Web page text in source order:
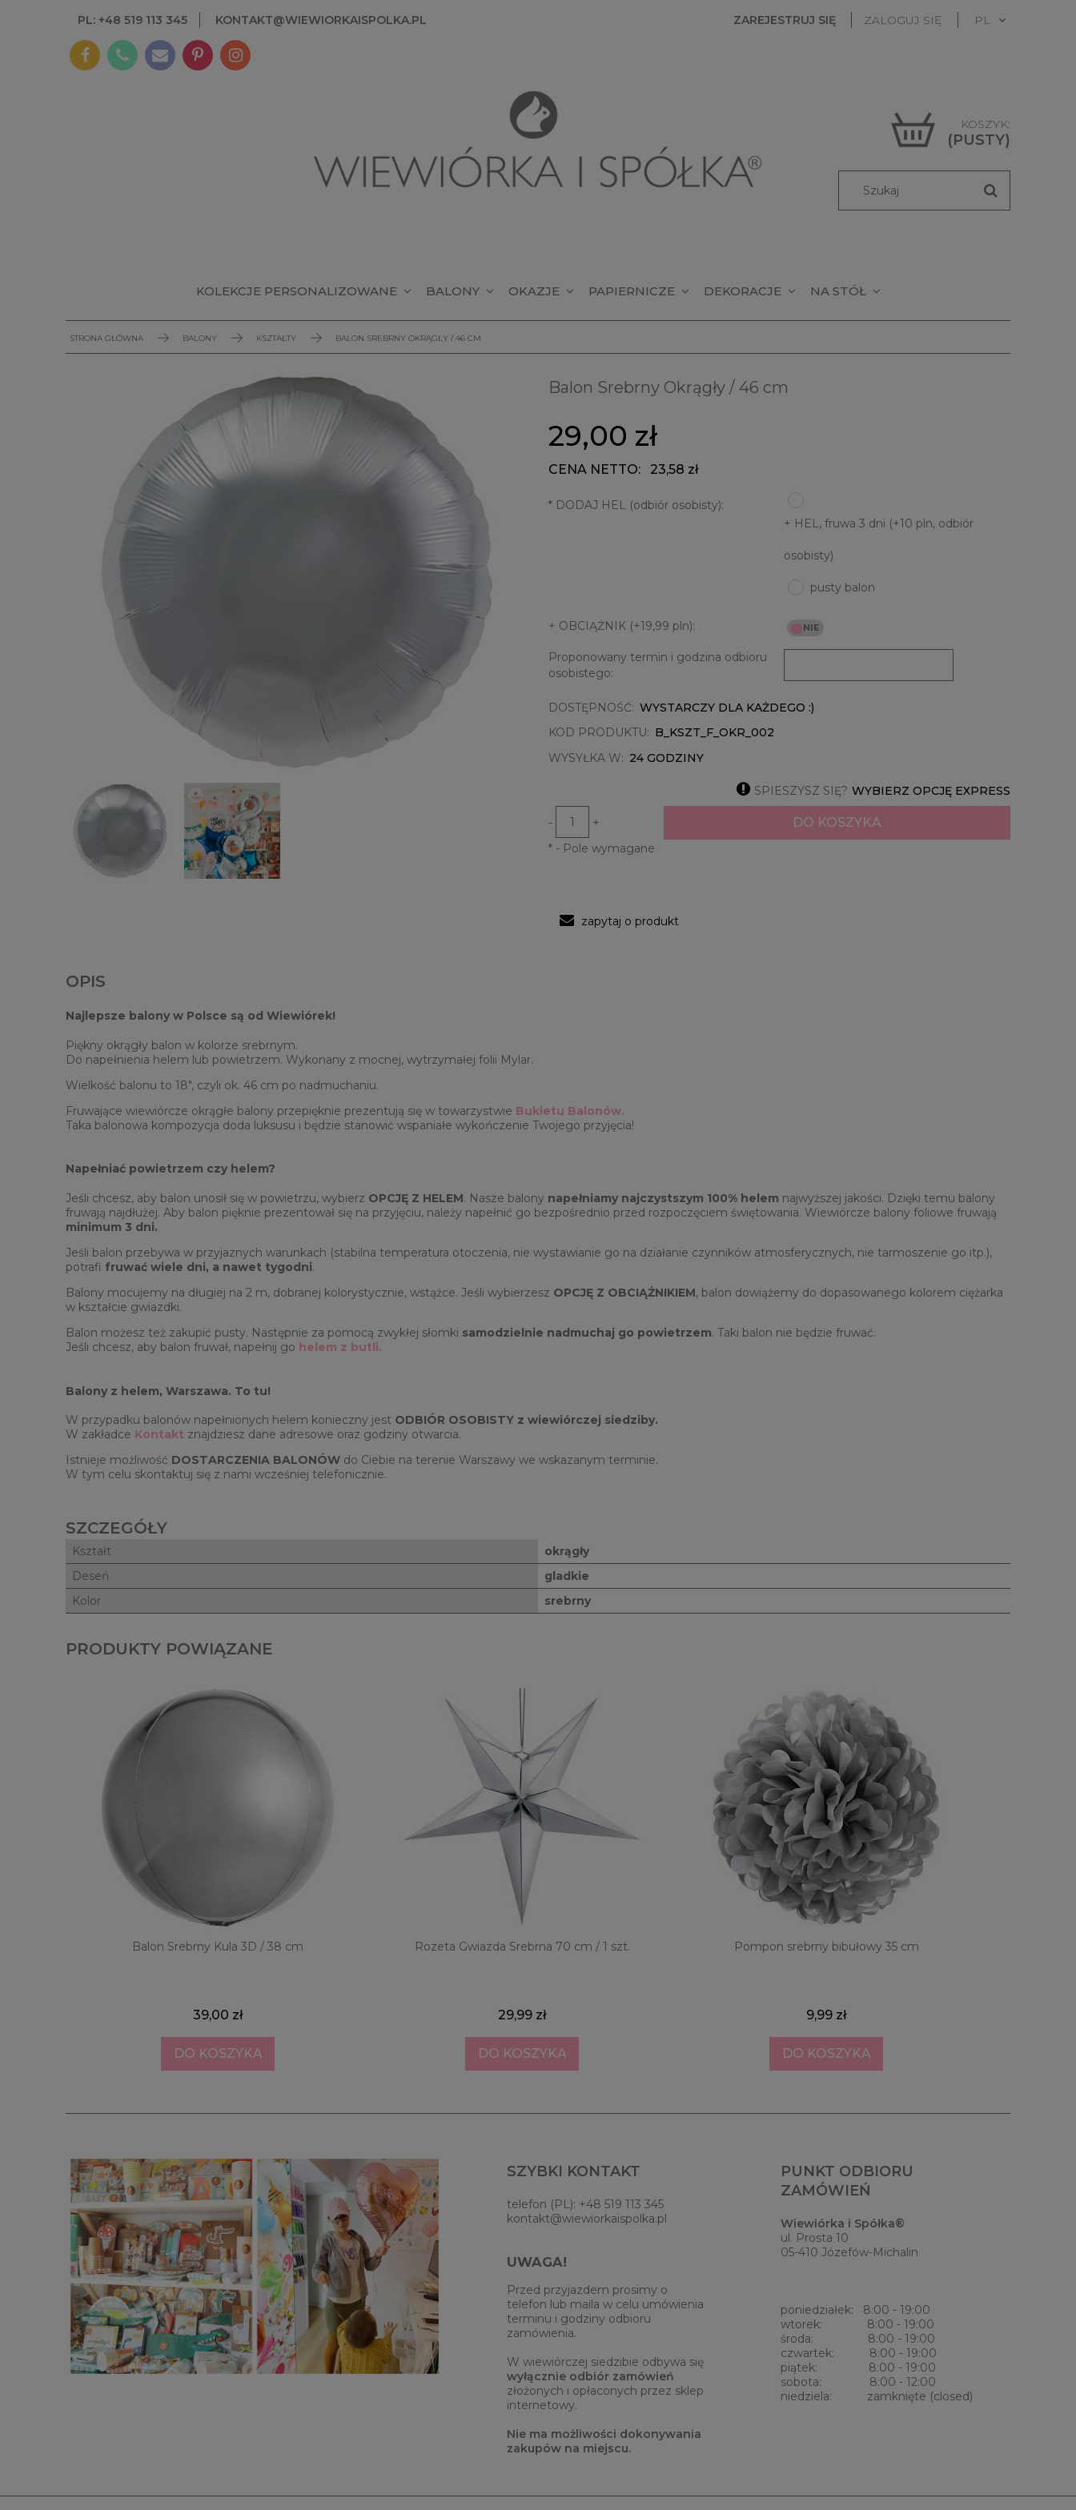
PL: +48 519 113 345 KONTAKT@WIEWIORKAISPOLKA.PL ZAREJESTRUJ SIĘ ZALOGUJ SIĘ
KOSZYK:
(PUSTY)
KOLEKCJE PERSONALIZOWANE BALONY OKAZJE PAPIERNICZE DEKORACJE NA STÓŁ
STRONA GŁÓWNA BALONY KSZTAŁTY BALON SREBRNY OKRĄGŁY / 46 CM
Balon Srebrny Okrągły / 46 cm
29,00 zł
CENA NETTO: 23,58 zł
*DODAJ HEL (odbiór osobisty):
+ HEL, fruwa 3 dni (+10 pln, odbiór
osobisty)
pusty balon
+ OBCIĄŻNIK (+19,99 pln):
Proponowany termin i godzina odbioru
osobistego:
DOSTĘPNOŚĆ: WYSTARCZY DLA KAŻDEGO :)
KOD PRODUKTU: B_KSZT_F_OKR_002
WYSYŁKA W: 24 GODZINY
 SPIESZYSZ SIĘ? WYBIERZ OPCJĘ EXPRESS
- + DO KOSZYKA
*- Pole wymagane
zapytaj o produkt
OPIS
Najlepsze balony w Polsce są od Wiewiórek!
Piękny okrągły balon w kolorze srebrnym.
Do napełnienia helem lub powietrzem. Wykonany z mocnej, wytrzymałej folii Mylar.
Wielkość balonu to 18", czyli ok. 46 cm po nadmuchaniu.
Fruwające wiewiórcze okrągłe balony przepięknie prezentują się w towarzystwie Bukietu Balonów.
Taka balonowa kompozycja doda luksusu i będzie stanowić wspaniałe wykończenie Twojego przyjęcia!
Napełniać powietrzem czy helem?
Jeśli chcesz, aby balon unosił się w powietrzu, wybierz OPCJĘ Z HELEM. Nasze balony napełniamy najczystszym 100% helem najwyższej jakości. Dzięki temu balony
fruwają najdłużej. Aby balon pięknie prezentował się na przyjęciu, należy napełnić go bezpośrednio przed rozpoczęciem świętowania. Wiewiórcze balony foliowe fruwają
minimum 3 dni.
Jeśli balon przebywa w przyjaznych warunkach (stabilna temperatura otoczenia, nie wystawianie go na działanie czynników atmosferycznych, nie tarmoszenie go itp.),
potrafi fruwać wiele dni, a nawet tygodni.
Balony mocujemy na długiej na 2 m, dobranej kolorystycznie, wstążce. Jeśli wybierzesz OPCJĘ Z OBCIĄŻNIKIEM, balon dowiążemy do dopasowanego kolorem ciężarka
w kształcie gwiazdki.
Balon możesz też zakupić pusty. Następnie za pomocą zwykłej słomki samodzielnie nadmuchaj go powietrzem. Taki balon nie będzie fruwać.
Jeśli chcesz, aby balon fruwał, napełnij go helem z butli.
Balony z helem, Warszawa. To tu!
W przypadku balonów napełnionych helem konieczny jest ODBIÓR OSOBISTY z wiewiórczej siedziby.
W zakładce Kontakt znajdziesz dane adresowe oraz godziny otwarcia.
Istnieje możliwość DOSTARCZENIA BALONÓW do Ciebie na terenie Warszawy we wskazanym terminie.
W tym celu skontaktuj się z nami wcześniej telefonicznie.
SZCZEGÓŁY
Kształt
okrągły
Deseń
gladkie
Kolor
srebrny
PRODUKTY POWIĄZANE
Balon Srebrny Kula 3D / 38 cm
39,00 zł
DO KOSZYKA
Rozeta Gwiazda Srebrna 70 cm / 1 szt.
29,99 zł
DO KOSZYKA
Pompon srebrny bibułowy 35 cm
9,99 zł
DO KOSZYKA
SZYBKI KONTAKT
telefon (PL): +48 519 113 345
kontakt@wiewiorkaispolka.pl
UWAGA!
Przed przyjazdem prosimy o
telefon lub maila w celu umówienia
terminu i godziny odbioru
zamówienia.
W wiewiórczej siedzibie odbywa się
wyłącznie odbiór zamówień
złożonych i opłaconych przez sklep
internetowy.
Nie ma możliwości dokonywania
zakupów na miejscu.
PUNKT ODBIORU
ZAMÓWIEŃ
Wiewiórka i Spółka®
ul. Prosta 10
05-410 Józefów-Michalin
poniedziałek: 8:00 - 19:00
wtorek: 8:00 - 19:00
środa: 8:00 - 19:00
czwartek: 8:00 - 19:00
piątek: 8:00 - 19:00
sobota: 8:00 - 12:00
niedziela: zamknięte (closed)